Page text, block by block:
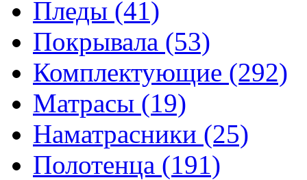
Пледы (41)
Покрывала (53)
Комплектующие (292)
Матрасы (19)
Наматрасники (25)
Полотенца (191)